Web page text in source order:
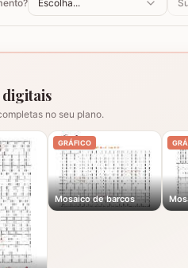
Escolha...
digitais
no seu plano.
GRÁFICO
Mosaico de barcos